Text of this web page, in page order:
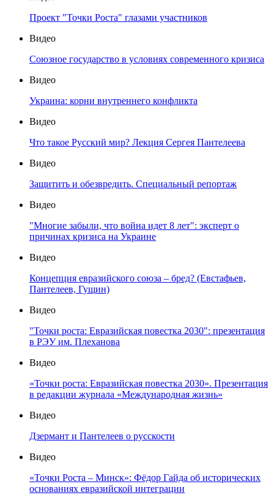
Проект "Точки Роста" глазами участников
Видео
Союзное государство в условиях современного кризиса
Видео
Украина: корни внутреннего конфликта
Видео
Что такое Русский мир? Лекция Сергея Пантелеева
Видео
Защитить и обезвредить. Специальный репортаж
Видео
"Многие забыли, что война идет 8 лет": эксперт о
причинах кризиса на Украине
Видео
Концепция евразийского союза – бред? (Евстафьев,
Пантелеев, Гущин)
Видео
"Точки роста: Евразийская повестка 2030": презентация
в РЭУ им. Плеханова
Видео
«Точки роста: Евразийская повестка 2030». Презентация
в редакции журнала «Международная жизнь»
Видео
Дзермант и Пантелеев о русскости
Видео
«Точки Роста – Минск»: Фёдор Гайда об исторических
основаниях евразийской интеграции